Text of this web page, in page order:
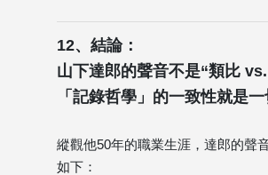
12、結論：
山下達郎的聲音不是“類比
「記錄哲學」的一致性就是一
縱觀他50年的職業生涯，達郎的聲
如下：